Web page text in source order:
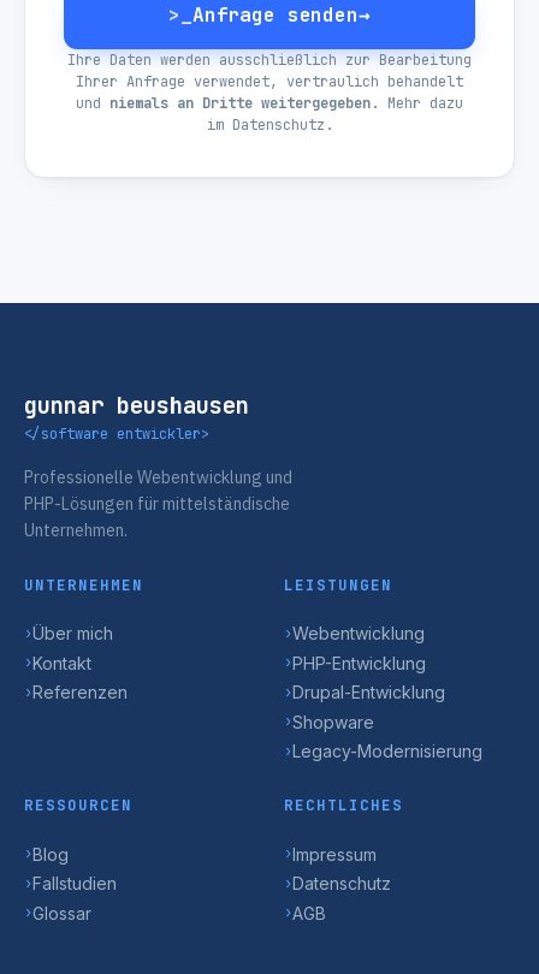
>_Anfrage senden→
Ihre Daten werden ausschließlich zur Bearbeitung
Ihrer Anfrage verwendet, vertraulich behandelt
und niemals an Dritte weitergegeben. Mehr dazu
im Datenschutz .
gunnar beushausen
</software entwickler>
Professionelle Webentwicklung und
PHP-Lösungen für mittelständische
Unternehmen.
UNTERNEHMEN
›Über mich
›Kontakt
›Referenzen
LEISTUNGEN
›Webentwicklung
›PHP-Entwicklung
›Drupal-Entwicklung
›Shopware
›Legacy-Modernisierung
RESSOURCEN
›Blog
›Fallstudien
›Glossar
RECHTLICHES
›Impressum
›Datenschutz
›AGB